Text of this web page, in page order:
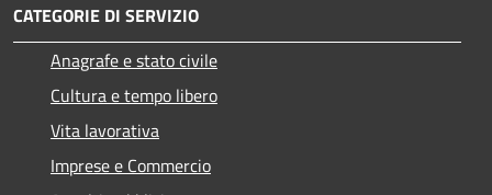
CATEGORIE DI SERVIZIO
Anagrafe e stato civile
Cultura e tempo libero
Vita lavorativa
Imprese e Commercio